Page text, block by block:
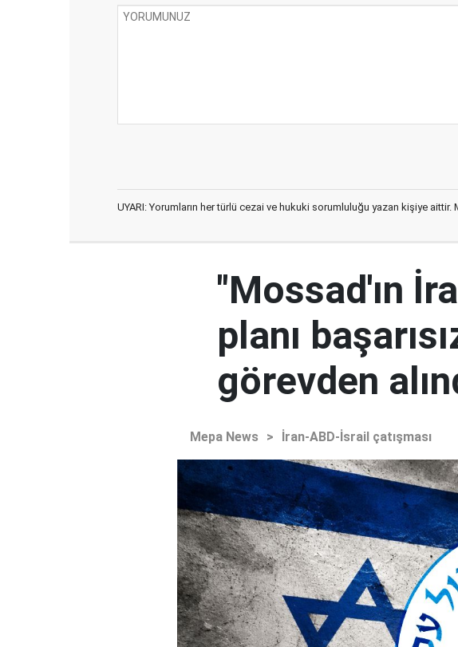
UYARI: Yorumların her türlü cezai ve hukuki sorumluluğu yazan kişiye
"Mossad'ın
planı
görevden
Mepa News > İran-ABD-İsrail çatışması